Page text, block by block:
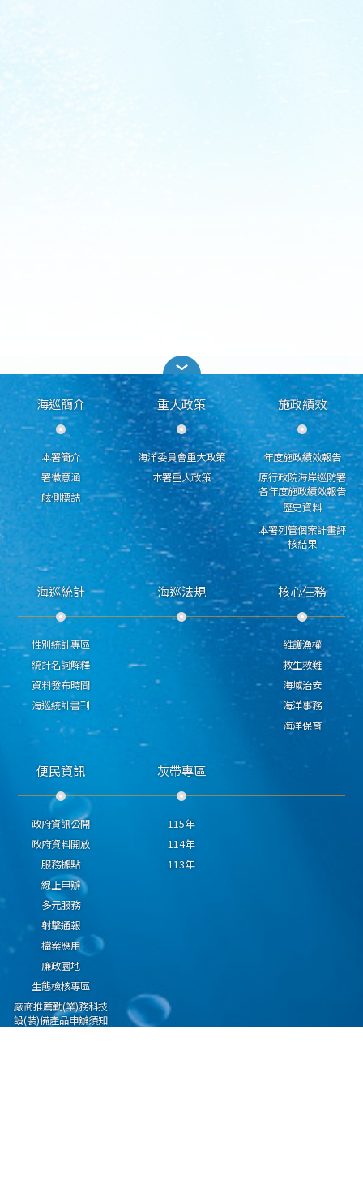
海巡簡介
本署簡介
署徽意涵
舷側標誌
重大政策
海洋委員會重大政策
本署重大政策
施政績效
年度施政績效報告
原行政院海岸巡防署
各年度施政績效報告
歷史資料
本署列管個案計畫評
核結果
海巡統計
性別統計專區
統計名詞解釋
資料發布時間
海巡統計書刊
海巡法規 核心任務
維護漁權
救生救難
海域治安
海洋事務
海洋保育
便民資訊
政府資訊公開
政府資料開放
服務據點
線上申辦
多元服務
射擊通報
檔案應用
廉政園地
生態檢核專區
廠商推薦勤(業)務科技
設(裝)備產品申辦須知
灰帶專區
115年
114年
113年